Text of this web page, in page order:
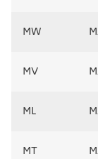
MW
MV
ML
MT